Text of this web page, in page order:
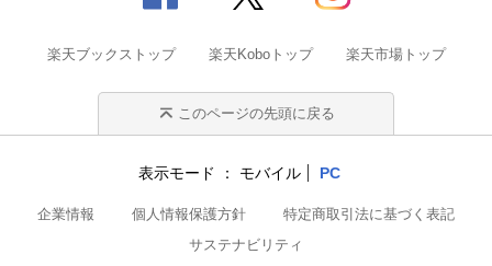
楽天ブックストップ 楽天Koboトップ 楽天市場トップ
このページの先頭に戻る
表示モード モバイル PC
企業情報 個人情報保護方針
特定商取引法に基づく表記
サステナビリティ